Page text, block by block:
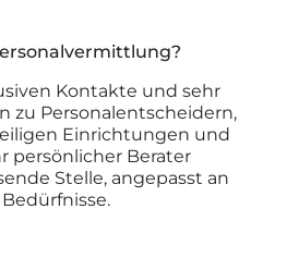
Kontakte und sehr
zu Personalentscheidern,
Einrichtungen und
persönlicher Berater
Stelle, angepasst an